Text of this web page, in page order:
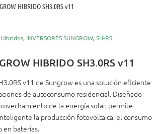
HIBRIDO SH3.0RS v11
, INVERSORES SUNGROW,SH-RS
HIBRIDO SH3.0RS v11
v11 de Sungrow es una solución eficiente
de autoconsumo residencial. Diseñado
de la energía solar, permite
la producción fotovoltaica, el consumo
en baterías.